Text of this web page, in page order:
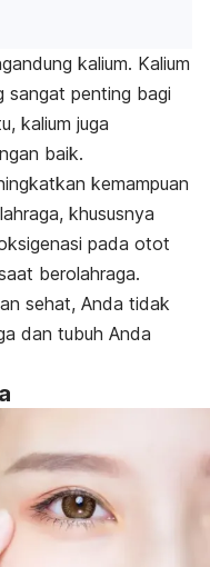
kalium. Kalium
sangat penting bagi
kalium juga
baik.
kemampuan
khususnya
pada otot
berolahraga.
sehat, Anda tidak
dan tubuh Anda